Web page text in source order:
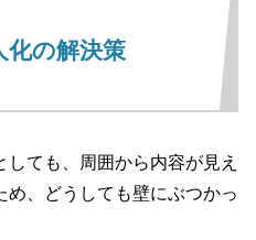
化の解決策
ても、周囲から内容が見え
、どうしても壁にぶつかっ